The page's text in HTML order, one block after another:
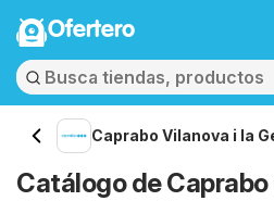
Ofertero
Caprabo Vilanova i la
Catálogo de Caprabo